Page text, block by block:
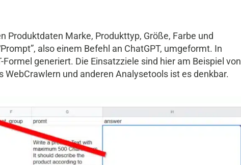
Produktdaten Marke, Produkttyp, Größe, Farbe und
also einem Befehl an ChatGPT, umgeformt. In
generiert. Die Einsatzziele sind hier am Beispiel von
und anderen Analysetools ist es denkbar.